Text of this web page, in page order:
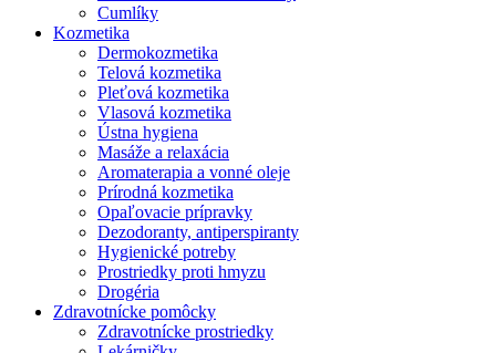
Cumlíky
Kozmetika
Dermokozmetika
Telová kozmetika
Pleťová kozmetika
Vlasová kozmetika
Ústna hygiena
Masáže a relaxácia
Aromaterapia a vonné oleje
Prírodná kozmetika
Opaľovacie prípravky
Dezodoranty, antiperspiranty
Hygienické potreby
Prostriedky proti hmyzu
Drogéria
Zdravotnícke pomôcky
Zdravotnícke prostriedky